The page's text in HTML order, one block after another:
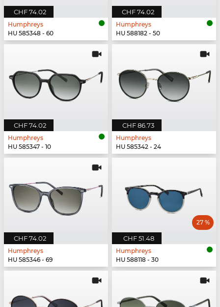
CHF 74.02
Humphreys
HU 585348 - 60
CHF 74.02
Humphreys
HU 588182 - 50
CHF 74.02
Humphreys
HU 585347 - 10
CHF 86.73
Humphreys
HU 585342 - 24
CHF 74.02
Humphreys
HU 585346 - 69
CHF 51.48
27 %
Humphreys
HU 588118 - 30